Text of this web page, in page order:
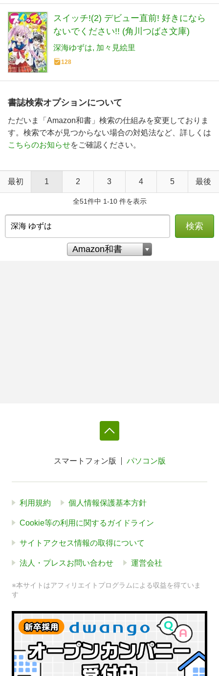
スイッチ!(2) デビュー直前! 好きになら
ないでください!! (角川つばさ文庫)
深海ゆずは 加々見絵里
128
書誌検索オプションについて
ただいま「Amazon和書」検索の仕組みを変更しておりま
す。検索で本が見つからない場合の対処法など、詳しくは
こちらのお知らせをご確認ください。
最初 1 2 3 4 5 最後
全51件中 1-10 件を表示
検索
スマートフォン版 パソコン版
利用規約 個人情報保護基本方針
Cookie等の利用に関するガイドライン
サイトアクセス情報の取得について
法人・プレスお問い合わせ 運営会社
※本サイトはアフィリエイトプログラムによる収益を得ていま
す